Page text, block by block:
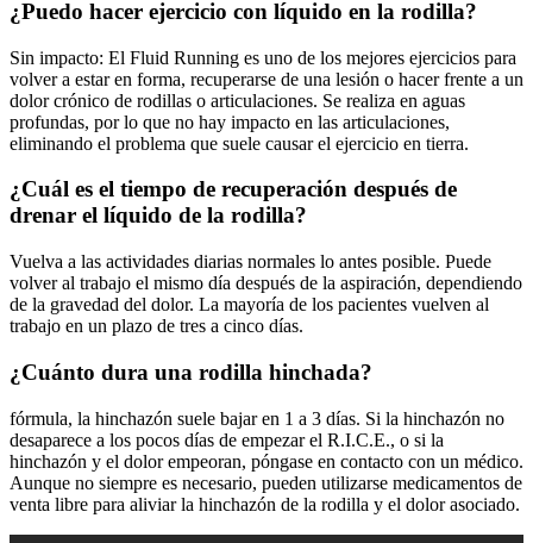
¿Puedo hacer ejercicio con líquido en la rodilla?
Sin impacto: El Fluid Running es uno de los mejores ejercicios para
volver a estar en forma, recuperarse de una lesión o hacer frente a un
dolor crónico de rodillas o articulaciones. Se realiza en aguas
profundas, por lo que no hay impacto en las articulaciones,
eliminando el problema que suele causar el ejercicio en tierra.
¿Cuál es el tiempo de recuperación después de
drenar el líquido de la rodilla?
Vuelva a las actividades diarias normales lo antes posible. Puede
volver al trabajo el mismo día después de la aspiración, dependiendo
de la gravedad del dolor. La mayoría de los pacientes vuelven al
trabajo en un plazo de tres a cinco días.
¿Cuánto dura una rodilla hinchada?
fórmula, la hinchazón suele bajar en 1 a 3 días. Si la hinchazón no
desaparece a los pocos días de empezar el R.I.C.E., o si la
hinchazón y el dolor empeoran, póngase en contacto con un médico.
Aunque no siempre es necesario, pueden utilizarse medicamentos de
venta libre para aliviar la hinchazón de la rodilla y el dolor asociado.